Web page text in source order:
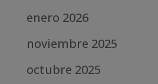
enero 2026
noviembre 2025
octubre 2025